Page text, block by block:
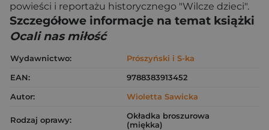
powieści i reportażu historycznego "Wilcze dzieci".
Szczegółowe informacje na temat książki
Ocali nas miłość
Wydawnictwo:
Prószyński i S-ka
EAN:
9788383913452
Autor:
Wioletta Sawicka
Rodzaj oprawy:
Okładka broszurowa
(miękka)